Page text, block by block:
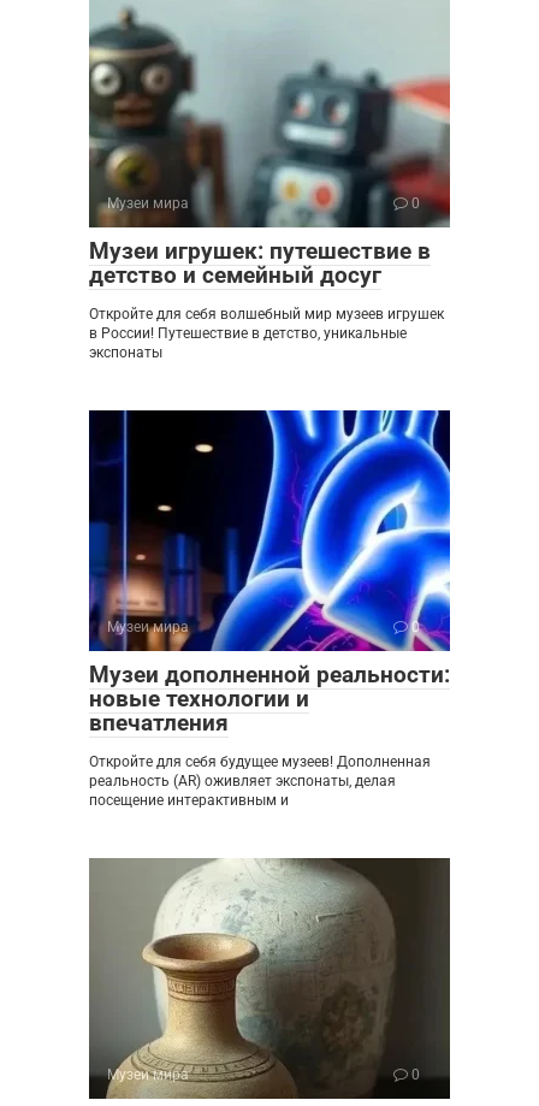
Музеи мира 0
Музеи игрушек: путешествие в
детство и семейный досуг
Откройте для себя волшебный мир музеев игрушек
в России! Путешествие в детство, уникальные
экспонаты
Музеи мира 0
Музеи дополненной реальности:
новые технологии и
впечатления
Откройте для себя будущее музеев! Дополненная
реальность (AR) оживляет экспонаты, делая
посещение интерактивным и
Музеи мира 0